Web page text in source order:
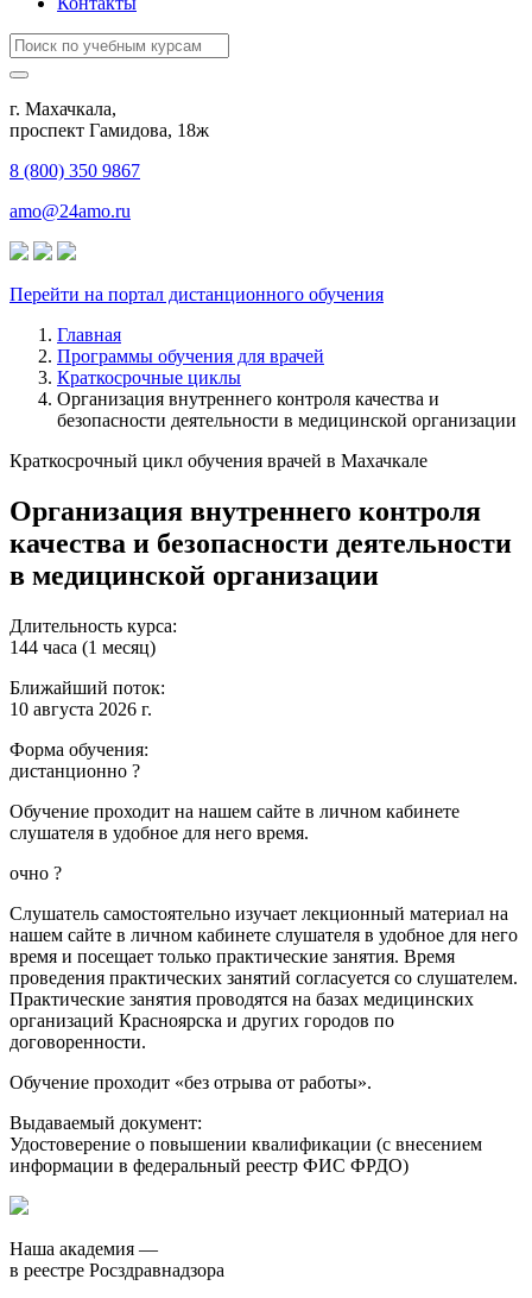
г. Махачкала,
​проспект Гамидова, 18ж
8 (800) 350 9867
amo@24amo.ru
Перейти на портал дистанционного обучения
Главная
Программы обучения для врачей
Краткосрочные циклы
Организация внутреннего контроля качества и
безопасности деятельности в медицинской организации
Краткосрочный цикл обучения врачей в Махачкале
Организация внутреннего контроля
качества и безопасности деятельности
в медицинской организации
Длительность курса:
144 часа (1 месяц)
Ближайший поток:
10 августа 2026 г.
Форма обучения:
дистанционно ?
Обучение проходит на нашем сайте в личном кабинете
слушателя в удобное для него время.
очно ?
Слушатель самостоятельно изучает лекционный материал на
нашем сайте в личном кабинете слушателя в удобное для него
время и посещает только практические занятия. Время
проведения практических занятий согласуется со слушателем.
Практические занятия проводятся на базах медицинских
организаций Красноярска и других городов по
договоренности.
Обучение проходит «без отрыва от работы».
Выдаваемый документ:
Удостоверение о повышении квалификации (с внесением
информации в федеральный реестр ФИС ФРДО)
Наша академия —
в реестре Росздравнадзора